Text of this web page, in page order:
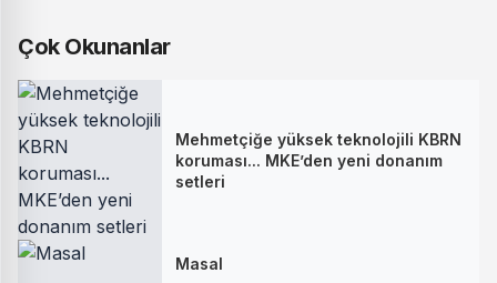
Çok Okunanlar
Mehmetçiğe yüksek teknolojili KBRN
koruması... MKE’den yeni donanım
setleri
Masal